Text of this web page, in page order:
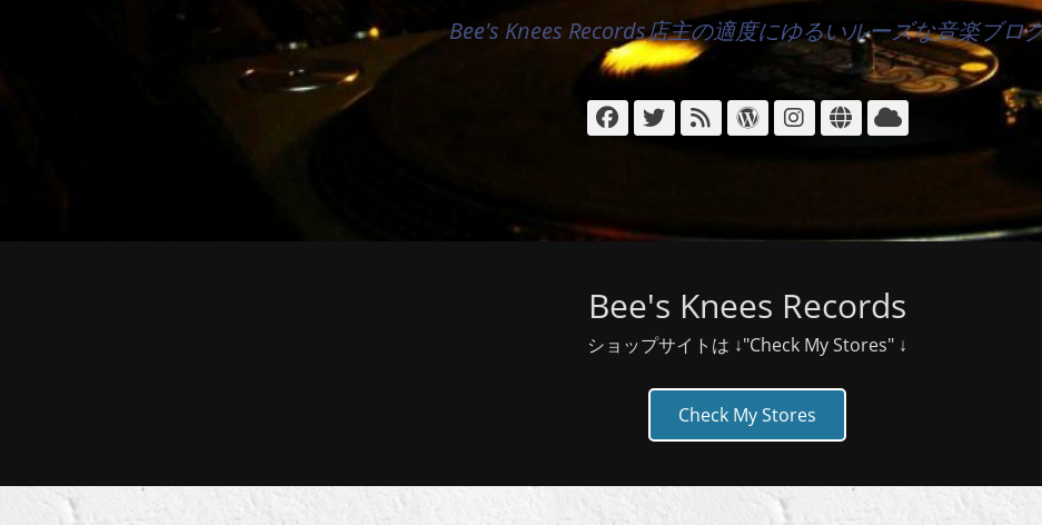
Bee's Knees Records店主の適度にゆるいルーズな音楽ブロ
Facebook
Twitter
ィ
WordPress
Instagram
サ
イ
ク
ラ
Bee's Knees Records
ショップサイトは ↓"Check My Stores" ↓
Check My Stores